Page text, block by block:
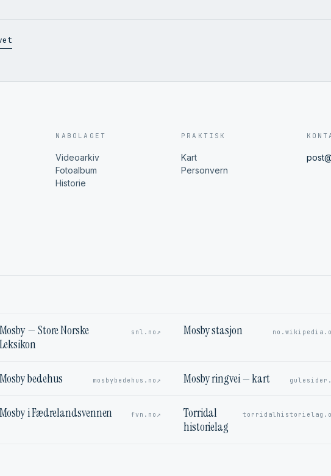
NABOLAGET
Videoarkiv
Fotoalbum
Historie
PRAKTISK
Kart
Personvern
Mosby — Store Norske
Leksikon
snl.no ↗ Mosby stasjon
Mosby bedehus mosbybedehus.no ↗ Mosby ringvei — kart
Mosby i Fædrelandsvennen fvn.no ↗
Torridal
historielag